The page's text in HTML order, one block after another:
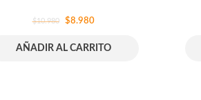
$10.980 $8.980
AÑADIR AL CARRITO